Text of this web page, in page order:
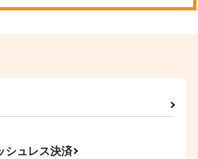
シュレス決済